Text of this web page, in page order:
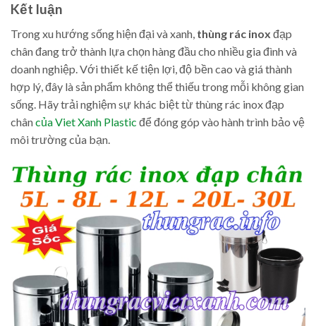
Kết luận
Trong xu hướng sống hiện đại và xanh, thùng rác inox đạp
chân đang trở thành lựa chọn hàng đầu cho nhiều gia đình và
doanh nghiệp. Với thiết kế tiện lợi, độ bền cao và giá thành
hợp lý, đây là sản phẩm không thể thiếu trong mỗi không gian
sống. Hãy trải nghiệm sự khác biệt từ thùng rác inox đạp
châncủa Viet Xanh Plastic để đóng góp vào hành trình bảo vệ
môi trường của bạn.